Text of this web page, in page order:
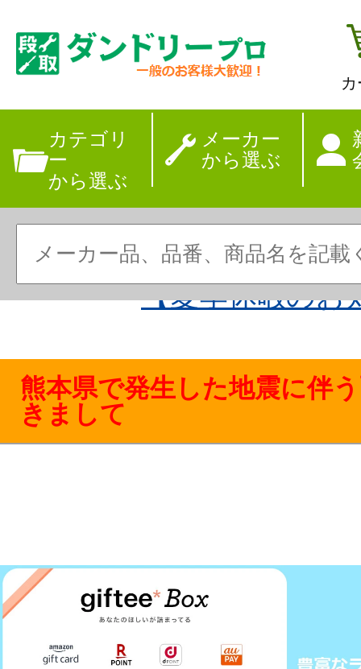
カテゴリ
ー
から選ぶ
メーカー
から選ぶ
【夏季休暇のお
熊本県で発生した地震に伴
きまして